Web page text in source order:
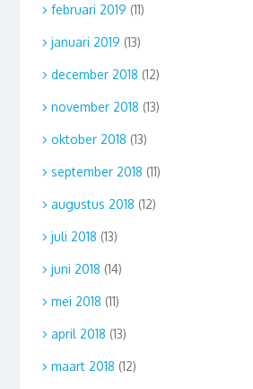
februari 2019 (11)
januari 2019 (13)
december 2018 (12)
november 2018 (13)
oktober 2018 (13)
september 2018 (11)
augustus 2018 (12)
juli 2018 (13)
juni 2018 (14)
mei 2018 (11)
april 2018 (13)
maart 2018 (12)